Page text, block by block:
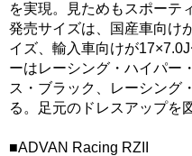
を実現。見ためもスポーテ
発売サイズは、国産車向け
イズ、輸入車向けが
ーはレーシング・ハイパー
ス・ブラック、レーシング
る。足元のドレスアップを
■ADVAN Racing RZII